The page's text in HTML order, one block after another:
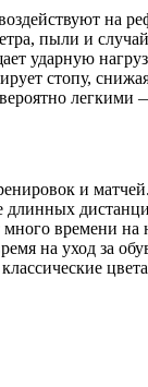
на
пыли и
ударную
стопу,
легкими
и
длинных
много времени
на уход за